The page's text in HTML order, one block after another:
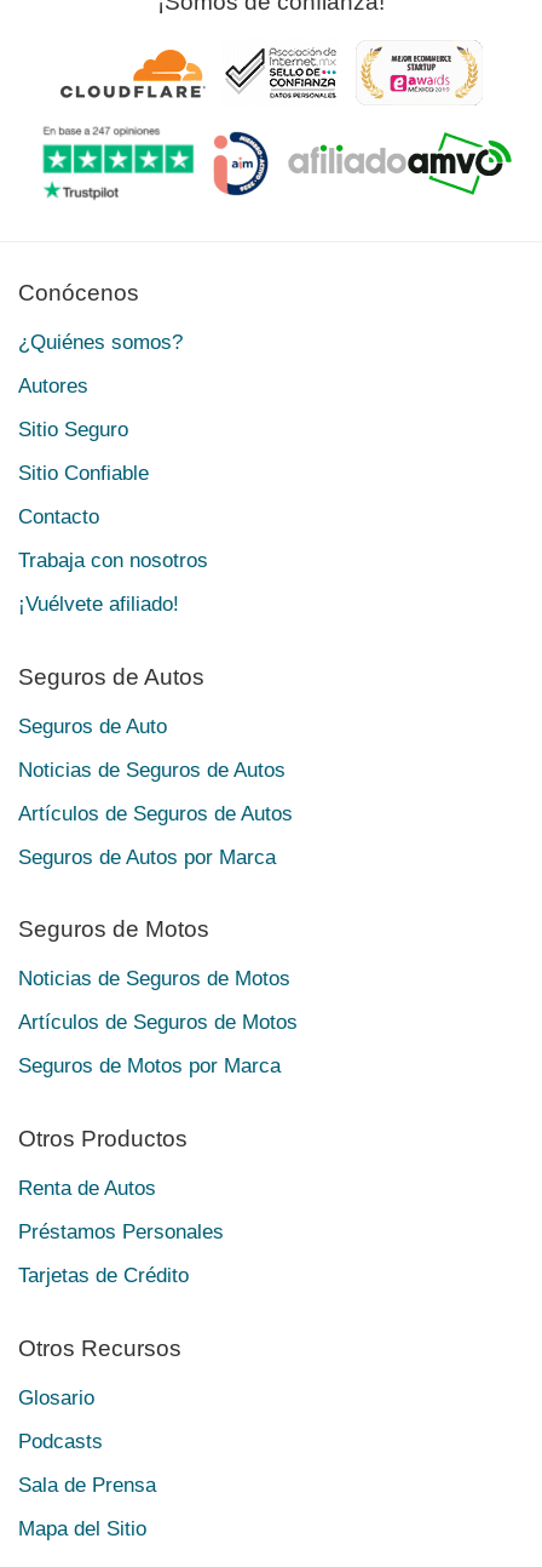
Conócenos
¿Quiénes somos?
Autores
Sitio Seguro
Sitio Confiable
Contacto
Trabaja con nosotros
¡Vuélvete afiliado!
Seguros de Autos
Seguros de Auto
Noticias de Seguros de Autos
Artículos de Seguros de Autos
Seguros de Autos por Marca
Seguros de Motos
Noticias de Seguros de Motos
Artículos de Seguros de Motos
Seguros de Motos por Marca
Otros Productos
Renta de Autos
Préstamos Personales
Tarjetas de Crédito
Otros Recursos
Glosario
Podcasts
Sala de Prensa
Mapa del Sitio